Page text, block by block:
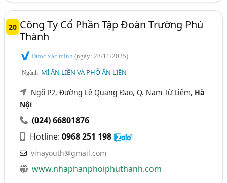
20 Công Ty Cổ Phần Tập Đoàn Trường Phú
Thành
Được xác minh(ngày: 28/11/2025)
Ngành: MÌ ĂN LIỀN VÀ PHỞ ĂN LIỀN
Ngõ P2, Đường Lê Quang Đạo, Q. Nam Từ Liêm, Hà
Nội
(024) 66801876
Hotline:0968 251 198
vinayouth@gmail.com
www.nhaphanphoiphuthanh.com